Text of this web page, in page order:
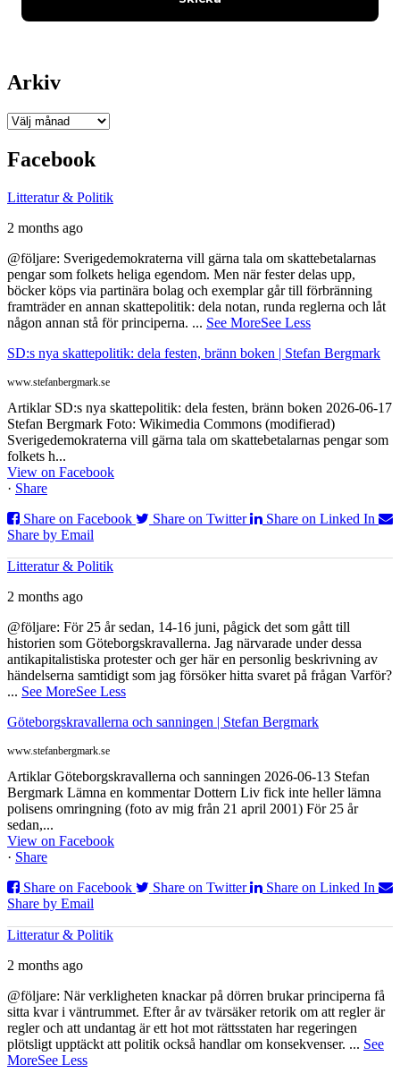
Arkiv
Arkiv
Facebook
Litteratur & Politik
2 months ago
@följare: Sverigedemokraterna vill gärna tala om skattebetalarnas
pengar som folkets heliga egendom. Men när fester delas upp,
böcker köps via partinära bolag och exemplar går till förbränning
framträder en annan skattepolitik: dela notan, runda reglerna och låt
någon annan stå för principerna. ... See MoreSee Less
SD:s nya skattepolitik: dela festen, bränn boken | Stefan Bergmark
www.stefanbergmark.se
Artiklar SD:s nya skattepolitik: dela festen, bränn boken 2026-06-17
Stefan Bergmark Foto: Wikimedia Commons (modifierad)
Sverigedemokraterna vill gärna tala om skattebetalarnas pengar som
folkets h...
View on Facebook
· Share
Share on Facebook
Share on Twitter
Share on Linked In
Share by Email
Litteratur & Politik
2 months ago
@följare: För 25 år sedan, 14-16 juni, pågick det som gått till
historien som Göteborgskravallerna. Jag närvarade under dessa
antikapitalistiska protester och ger här en personlig beskrivning av
händelserna samtidigt som jag försöker hitta svaret på frågan Varför?
... See MoreSee Less
Göteborgskravallerna och sanningen | Stefan Bergmark
www.stefanbergmark.se
Artiklar Göteborgskravallerna och sanningen 2026-06-13 Stefan
Bergmark Lämna en kommentar Dottern Liv fick inte heller lämna
polisens omringning (foto av mig från 21 april 2001) För 25 år
sedan,...
View on Facebook
· Share
Share on Facebook
Share on Twitter
Share on Linked In
Share by Email
Litteratur & Politik
2 months ago
@följare: När verkligheten knackar på dörren brukar principerna få
sitta kvar i väntrummet. Efter år av tvärsäker retorik om att regler är
regler och att undantag är ett hot mot rättsstaten har regeringen
plötsligt upptäckt att politik också handlar om konsekvenser. ... See
MoreSee Less